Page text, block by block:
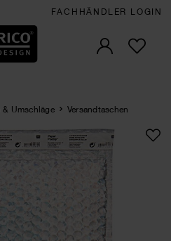
FACHHÄNDLER LOGIN
& Umschläge Versandtaschen